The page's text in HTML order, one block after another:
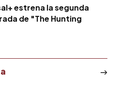
estrena la segunda
de "The Hunting